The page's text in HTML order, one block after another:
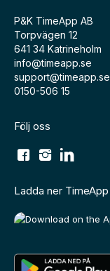
P&K TimeApp AB
Torpvägen 12
641 34 Katrineholm
info@timeapp.se
support@timeapp.se
0150-506 15
Följ oss
Ladda ner TimeApp